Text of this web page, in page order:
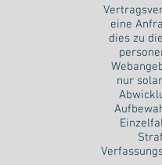
eine
dies zu
nur